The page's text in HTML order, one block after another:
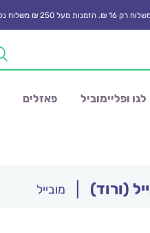
רק 16 ₪. הזמנות מעל 250 ₪ משלוח נק’ איסוף חינם
לגו ופליימוביל פאזלים
(ורוד) מובייל